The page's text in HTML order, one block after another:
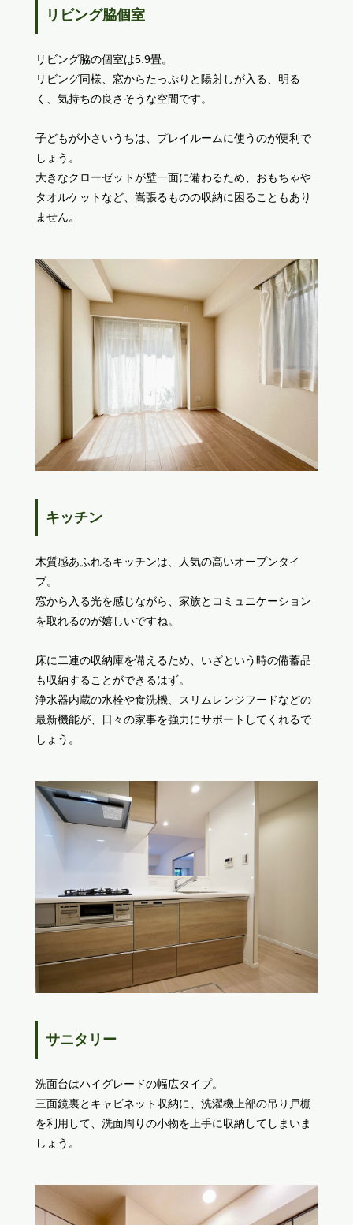
リビング脇個室
リビング脇の個室は5.9畳。
リビング同様、窓からたっぷりと陽射しが入る、明る
く、気持ちの良さそうな空間です。
子どもが小さいうちは、プレイルームに使うのが便利で
しょう。
大きなクローゼットが壁一面に備わるため、おもちゃや
タオルケットなど、嵩張るものの収納に困ることもあり
ません。
キッチン
木質感あふれるキッチンは、人気の高いオープンタイ
プ。
窓から入る光を感じながら、家族とコミュニケーション
を取れるのが嬉しいですね。
床に二連の収納庫を備えるため、いざという時の備蓄品
も収納することができるはず。
浄水器内蔵の水栓や食洗機、スリムレンジフードなどの
最新機能が、日々の家事を強力にサポートしてくれるで
しょう。
サニタリー
洗面台はハイグレードの幅広タイプ。
三面鏡裏とキャビネット収納に、洗濯機上部の吊り戸棚
を利用して、洗面周りの小物を上手に収納してしまいま
しょう。